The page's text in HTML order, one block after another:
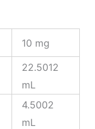
10 mg
22.5012
mL
4.5002
mL